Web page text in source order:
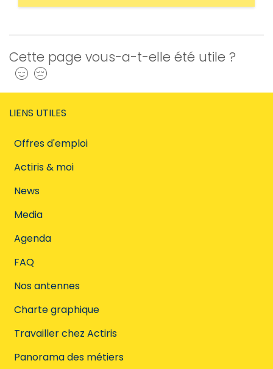
Cette page vous-a-t-elle été utile ?
Oui
LIENS UTILES
Offres d'emploi
Actiris & moi
News
Media
Agenda
FAQ
Nos antennes
Charte graphique
Travailler chez Actiris
Panorama des métiers